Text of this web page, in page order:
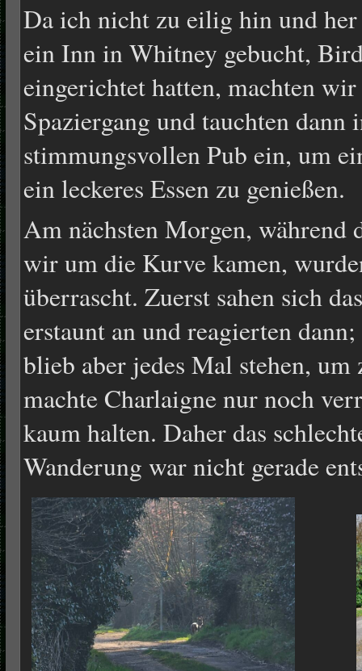
Da ich nicht zu eilig hin und
ein Inn in Whitney gebucht,
eingerichtet hatten, machten
Spaziergang und tauchten dann
stimmungsvollen Pub ein, um
ein leckeres Essen zu genießen.
Am nächsten Morgen, während
wir um die Kurve kamen,
überrascht. Zuerst sahen sich
erstaunt an und reagierten
blieb aber jedes Mal stehen,
machte Charlaigne nur noch
kaum halten. Daher das
Wanderung war nicht gerade